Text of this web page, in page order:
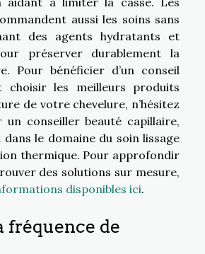
aussi les soins sans
des agents hydratants et
préserver durablement la
Pour bénéficier d’un conseil
choisir les meilleurs produits
de votre chevelure, n’hésitez
un conseiller beauté capillaire,
le domaine du soin lissage
thermique. Pour approfondir
des solutions sur mesure,
disponibles ici.
fréquence de